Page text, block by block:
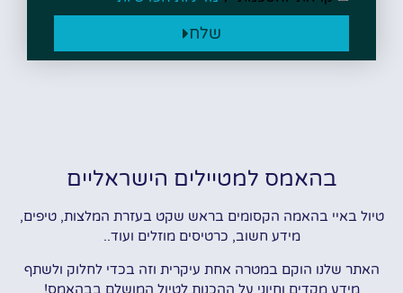
שלח
בהאמס למטיילים הישראליים
טיול באיי בהאמה הקסומים בראש שקט בעזרת המלצות, טיפים,
מידע חשוב, כרטיסים מוזלים ועוד..
האתר שלנו הוקם במטרה אחת עיקרית וזה בכדי לחלוק ולשתף
מידע מקדים וחיוני על ההכנות לטיול המושלם בבהאמס!